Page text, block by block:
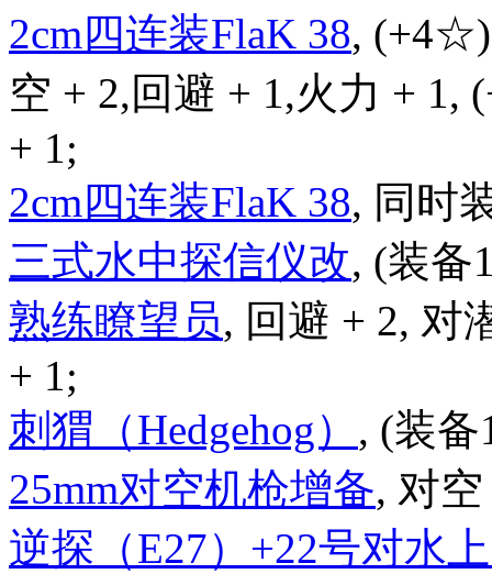
2cm四连装FlaK 38,
空 + 2,回避 + 1,火力 + 1,
+ 1;
2cm四连装FlaK 38, 同时
三式水中探信仪改, (装备
熟练瞭望员, 回避 + 2, 对
+ 1;
刺猬（Hedgehog） , (装备
25mm对空机枪增备, 对
逆探（E27）+22号对水